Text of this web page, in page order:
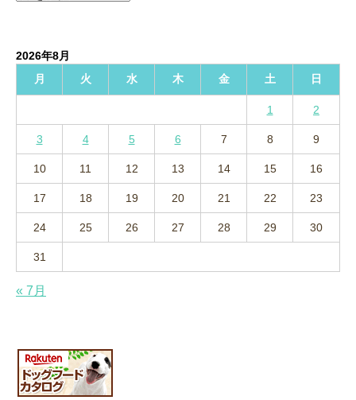
ブ
2026年8月
月
火 水 木 金 土 日
1 2
3 4 5 6 7 8 9
10 11 12 13 14 15 16
17 18 19 20 21 22 23
24 25 26 27 28 29 30
31
« 7月